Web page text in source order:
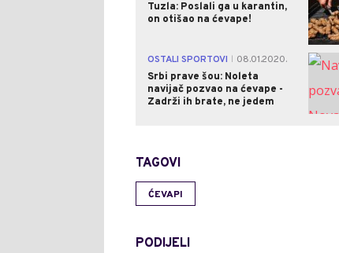
Tuzla: Poslali ga u karantin,
on otišao na ćevape!
OSTALI SPORTOVI
08.01.2020.
Srbi prave šou: Noleta
navijač pozvao na ćevape -
Zadrži ih brate, ne jedem
TAGOVI
ĆEVAPI
PODIJELI